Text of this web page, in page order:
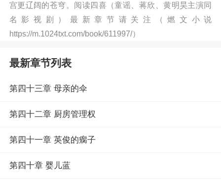
宫更辽阔的苍穹。阅读四喜（童谣、蒋欣、黄明昊主演同
名影视剧）最新章节请关注（燃文小说
https://m.1024txt.com/book/611997/）
最新章节列表
第四十三章 母亲的伞
第四十二章 厨房管理权
第四十一章 英俊的瘸子
第四十章 婴儿蓝